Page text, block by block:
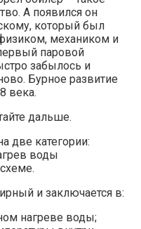
А появился он
который был
механиком и
паровой
забылось и
Бурное развитие
века.
дальше.
две категории:
воды
и заключается в:
нагреве воды;